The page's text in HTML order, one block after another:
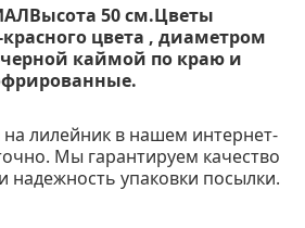
50 см.Цветы
цвета , диаметром
каймой по краю и
лилейник в нашем интернет-
Мы гарантируем качество
надежность упаковки посылки.